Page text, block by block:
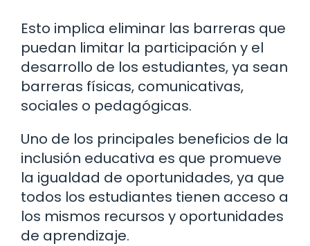
Esto implica eliminar las barreras que
puedan limitar la participación y el
desarrollo de los estudiantes, ya sean
barreras físicas, comunicativas,
sociales o pedagógicas.
Uno de los principales beneficios de la
inclusión educativa es que promueve
la igualdad de oportunidades, ya que
todos los estudiantes tienen acceso a
los mismos recursos y oportunidades
de aprendizaje.